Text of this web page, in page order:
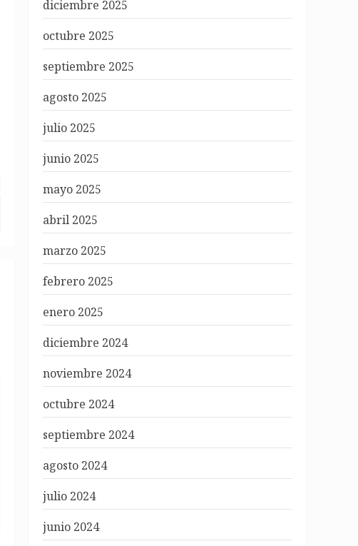
diciembre 2025
octubre 2025
septiembre 2025
agosto 2025
julio 2025
junio 2025
mayo 2025
abril 2025
marzo 2025
febrero 2025
enero 2025
diciembre 2024
noviembre 2024
octubre 2024
septiembre 2024
agosto 2024
julio 2024
junio 2024